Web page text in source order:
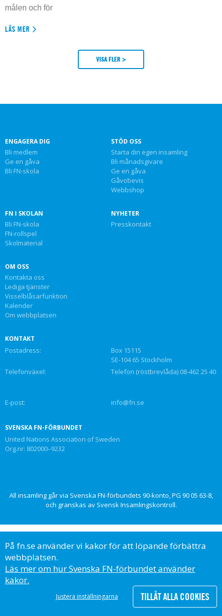
målen och för
LÄS MER
VISA FLER >
ENGAGERA DIG
Bli medlem
Ge en gåva
Bli FN-skola
STÖD OSS
Starta din egen insamling
Bli månadsgivare
Ge en gåva
Gåvobevis
Webbshop
FN I SKOLAN
Bli FN-skola
FN-rollspel
Skolmaterial
NYHETER
Presskontakt
OM OSS
Kontakta oss
Lediga tjänster
Visselblåsarfunktion
Kalender
Om webbplatsen
KONTAKT
Postadress:
Box 15115
SE-104 65 Stockholm
Telefonväxel:
Telefon (röstbrevlåda) 08-462 25 40
E-post: info@fn.se
SVENSKA FN-FÖRBUNDET
United Nations Association of Sweden
Org.nr: 802000–9232
All insamling går via Svenska FN-förbundets 90-konto, PG 90 05 63-8,
och granskas av Svensk Insamlingskontroll.
Följ oss på
© Svenska FN-förbundet, 2023
På fn.se använder vi kakor för att löpande förbättra
webbplatsen.
Läs mer om hur Svenska FN-förbundet använder
kakor.
Justera inställningarna TILLÅT ALLA COOKIES